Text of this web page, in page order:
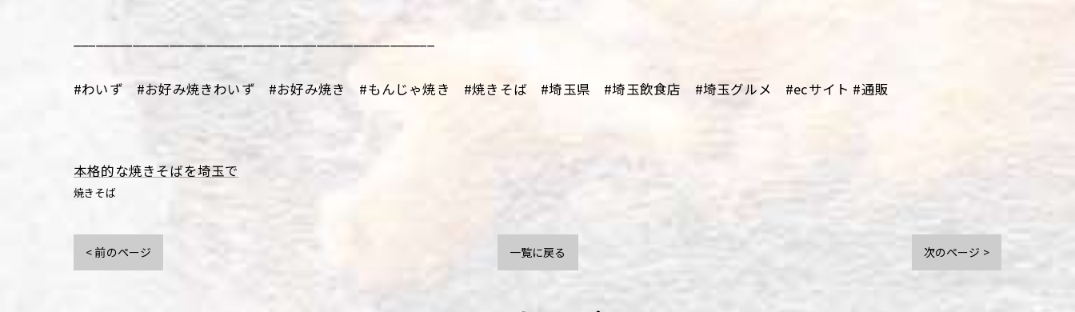
#わいず #お好み焼きわいず #お好み焼き #もんじゃ焼き #焼きそば #埼玉県 #埼玉飲食店 #埼玉グルメ #ecサイト #通販
本格的な焼きそばを埼玉で
焼きそば
< 前のページ 一覧に戻る 次のページ >